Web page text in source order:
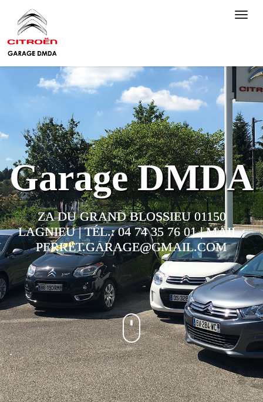
Garage DMDA
ZA DU GRAND BLOSSIEU 01150
LAGNIEU | TÉL.: 04 74 35 76 01 | MAIL :
PERRET.GARAGE@GMAIL.COM